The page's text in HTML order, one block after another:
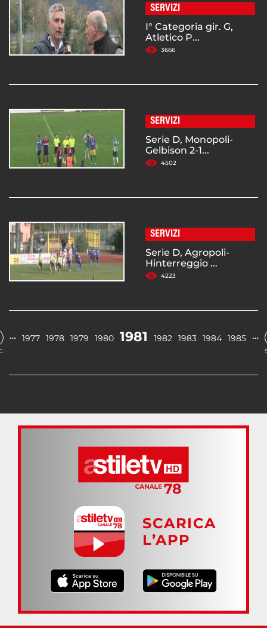
SERVIZI
I° Categoria gir. G,
Atletico P...
3666
SERVIZI
Serie D, Monopoli-
Gelbison 2-1...
4502
SERVIZI
Serie D, Agropoli-
Hinterreggio ...
4223
… 1977 1978 1979 1980 1981 1982 1983 1984 1985 …
SCARICA
L’APP